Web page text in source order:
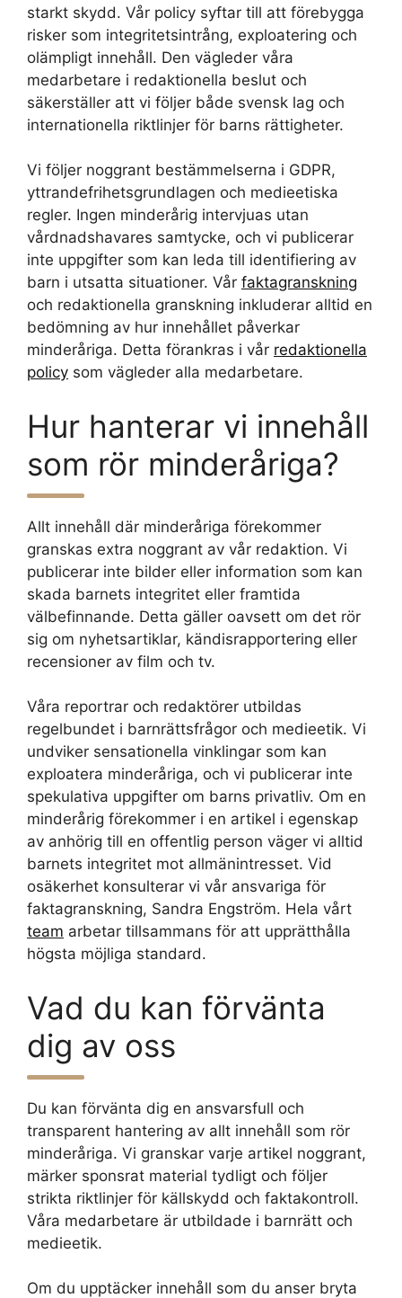
starkt skydd. Vår policy syftar till att förebygga
risker som integritetsintrång, exploatering och
olämpligt innehåll. Den vägleder våra
medarbetare i redaktionella beslut och
säkerställer att vi följer både svensk lag och
internationella riktlinjer för barns rättigheter.
Vi följer noggrant bestämmelserna i GDPR,
yttrandefrihetsgrundlagen och medieetiska
regler. Ingen minderårig intervjuas utan
vårdnadshavares samtycke, och vi publicerar
inte uppgifter som kan leda till identifiering av
barn i utsatta situationer. Vår faktagranskning
och redaktionella granskning inkluderar alltid en
bedömning av hur innehållet påverkar
minderåriga. Detta förankras i vår redaktionella
policy som vägleder alla medarbetare.
Hur hanterar vi innehåll
som rör minderåriga?
Allt innehåll där minderåriga förekommer
granskas extra noggrant av vår redaktion. Vi
publicerar inte bilder eller information som kan
skada barnets integritet eller framtida
välbefinnande. Detta gäller oavsett om det rör
sig om nyhetsartiklar, kändisrapportering eller
recensioner av film och tv.
Våra reportrar och redaktörer utbildas
regelbundet i barnrättsfrågor och medieetik. Vi
undviker sensationella vinklingar som kan
exploatera minderåriga, och vi publicerar inte
spekulativa uppgifter om barns privatliv. Om en
minderårig förekommer i en artikel i egenskap
av anhörig till en offentlig person väger vi alltid
barnets integritet mot allmänintresset. Vid
osäkerhet konsulterar vi vår ansvariga för
faktagranskning, Sandra Engström. Hela vårt
team arbetar tillsammans för att upprätthålla
högsta möjliga standard.
Vad du kan förvänta
dig av oss
Du kan förvänta dig en ansvarsfull och
transparent hantering av allt innehåll som rör
minderåriga. Vi granskar varje artikel noggrant,
märker sponsrat material tydligt och följer
strikta riktlinjer för källskydd och faktakontroll.
Våra medarbetare är utbildade i barnrätt och
medieetik.
Om du upptäcker innehåll som du anser bryta